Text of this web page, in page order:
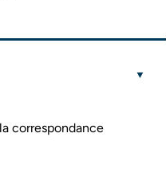
correspondance